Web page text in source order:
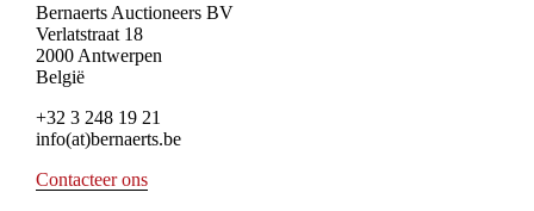
Bernaerts Auctioneers BV
Verlatstraat 18
2000 Antwerpen
België
+32 3 248 19 21
info(at)bernaerts.be
Contacteer ons